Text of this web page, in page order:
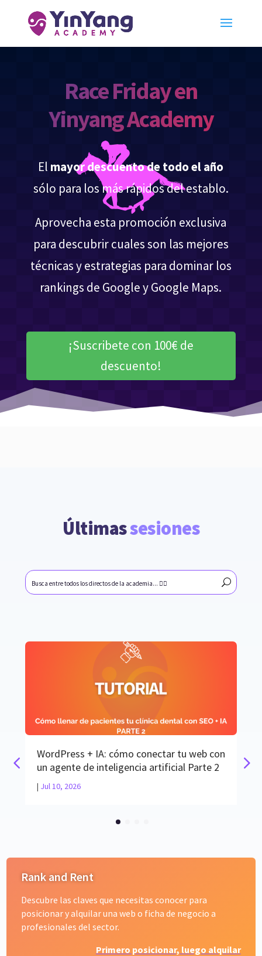
Race Friday en
Yinyang Academy
El mayor descuento de todo el año
sólo para los más rápidos del establo.
Aprovecha esta promoción exclusiva
para descubrir cuales son las mejores
técnicas y estrategias para dominar los
rankings de Google y Google Maps.
¡Suscribete con 100€ de
descuento!
Últimas sesiones
WordPress + IA: cómo conectar tu web con
un agente de inteligencia artificial Parte 2
| Jul 10, 2026
Rank and Rent
Descubre las claves que necesitas conocer para
posicionar y alquilar una web o ficha de negocio a
profesionales del sector.
Primero posicionar, luego alquilar